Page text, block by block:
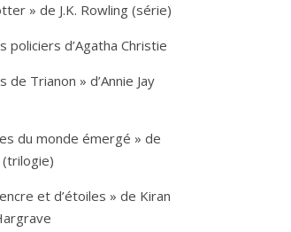
» de J.K. Rowling (série)
policiers d’Agatha Christie
de Trianon » d’Annie Jay
du monde émergé » de
(trilogie)
et d’étoiles » de Kiran